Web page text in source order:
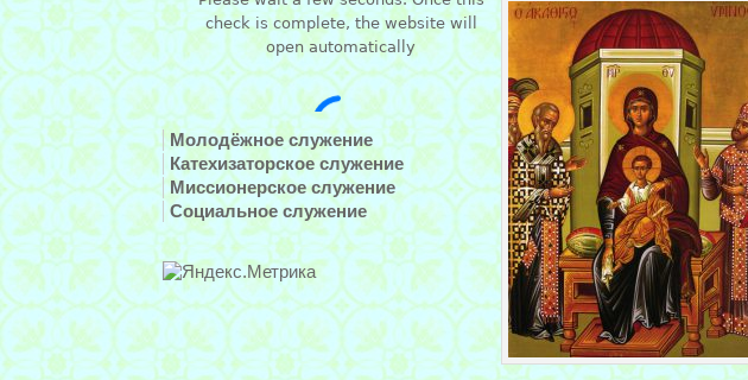
Молодёжное служение
Катехизаторское служение
Миссионерское служение
Социальное служение